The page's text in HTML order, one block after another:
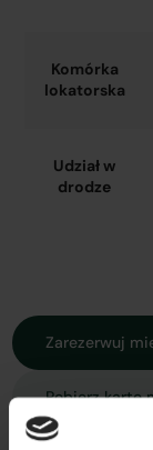
Komórka
lokatorska
Udział w
drodze
Zarezerwuj
Pobierz kartę